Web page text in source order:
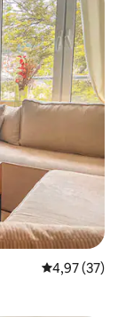
Keskmine
4,97 (37)